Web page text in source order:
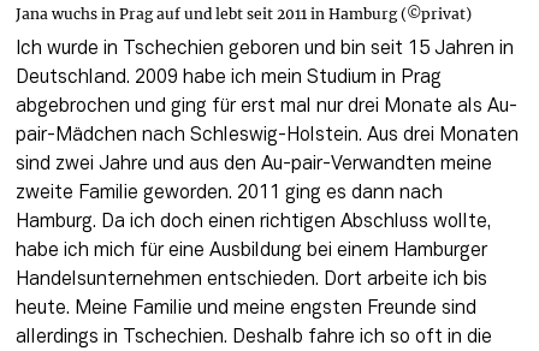
Jana wuchs in Prag auf und lebt seit 2011 in Hamburg (©privat)
Ich wurde in Tschechien geboren und bin seit 15 Jahren in
Deutschland. 2009 habe ich mein Studium in Prag
abgebrochen und ging für erst mal nur drei Monate als Au-
pair-Mädchen nach Schleswig-Holstein. Aus drei Monaten
sind zwei Jahre und aus den Au-pair-Verwandten meine
zweite Familie geworden. 2011 ging es dann nach
Hamburg. Da ich doch einen richtigen Abschluss wollte,
habe ich mich für eine Ausbildung bei einem Hamburger
Handelsunternehmen entschieden. Dort arbeite ich bis
heute. Meine Familie und meine engsten Freunde sind
allerdings in Tschechien. Deshalb fahre ich so oft in die